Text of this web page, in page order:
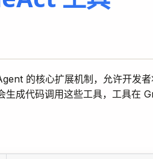
的核心扩展机制，允许开发
成代码调用这些工具，工具在